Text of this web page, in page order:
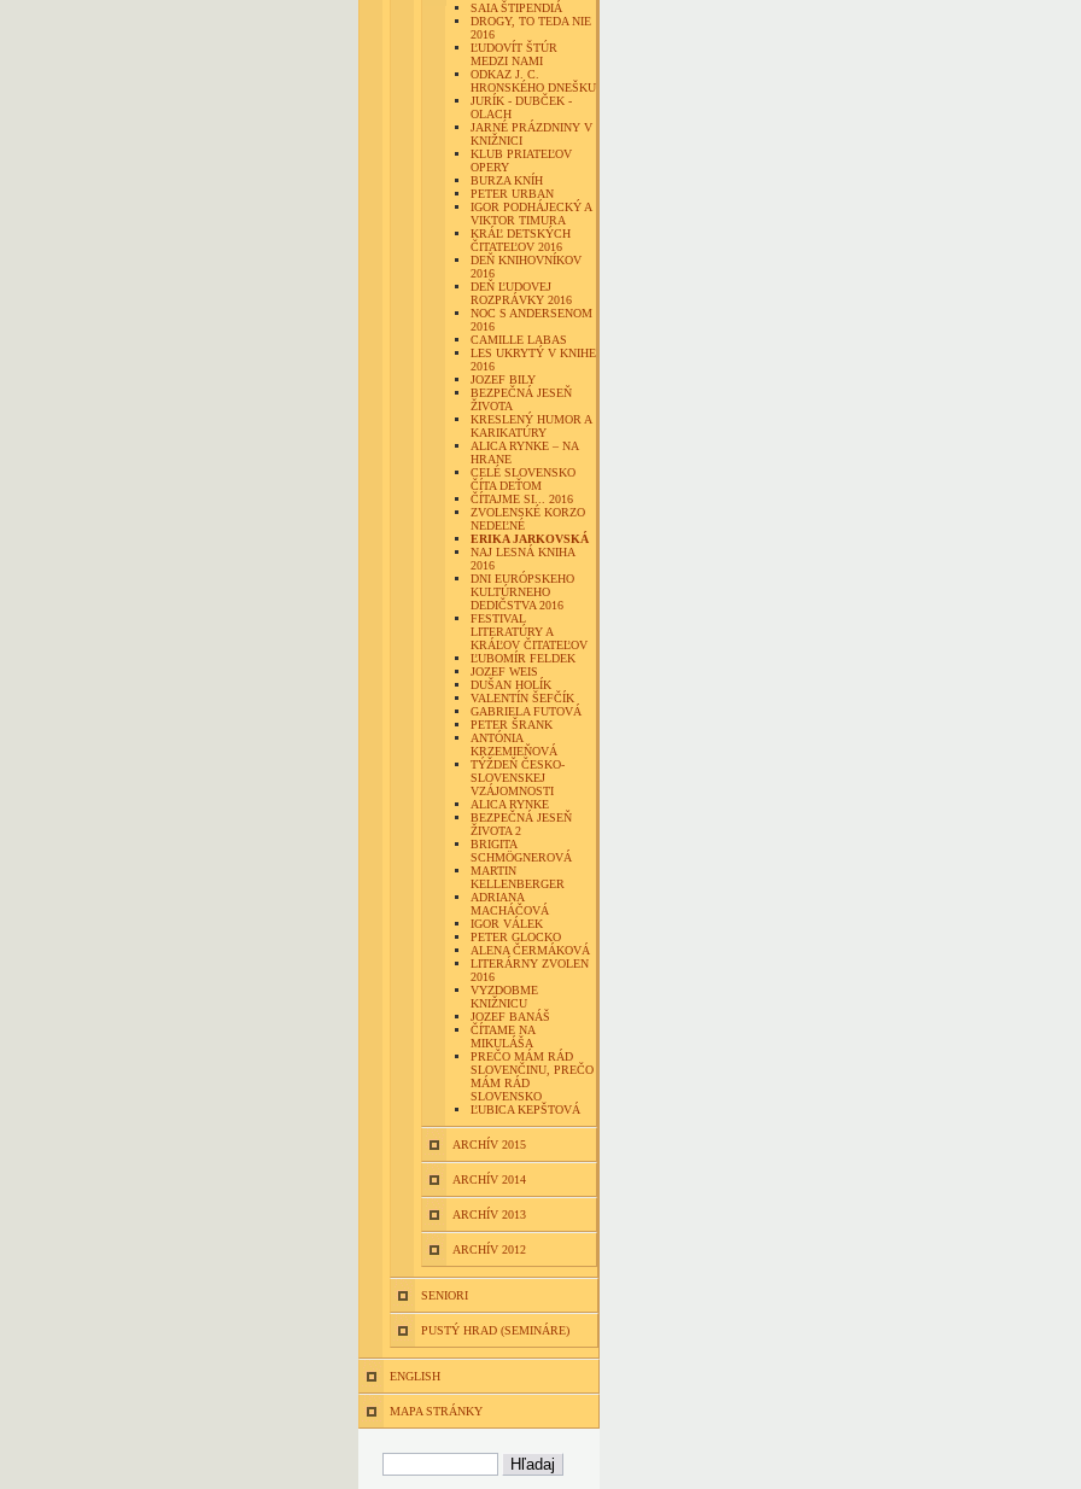
SAIA ŠTIPENDIÁ
DROGY, TO TEDA NIE
2016
ĽUDOVÍT ŠTÚR
MEDZI NAMI
ODKAZ J. C.
HRONSKÉHO DNEŠKU
JURÍK - DUBČEK -
OLACH
JARNÉ PRÁZDNINY V
KNIŽNICI
KLUB PRIATEĽOV
OPERY
BURZA KNÍH
PETER URBAN
IGOR PODHÁJECKÝ A
VIKTOR TIMURA
KRÁĽ DETSKÝCH
ČITATEĽOV 2016
DEŇ KNIHOVNÍKOV
2016
DEŇ ĽUDOVEJ
ROZPRÁVKY 2016
NOC S ANDERSENOM
2016
CAMILLE LABAS
LES UKRYTÝ V KNIHE
2016
JOZEF BILY
BEZPEČNÁ JESEŇ
ŽIVOTA
KRESLENÝ HUMOR A
KARIKATÚRY
ALICA RYNKE – NA
HRANE
CELÉ SLOVENSKO
ČÍTA DEŤOM
ČÍTAJME SI... 2016
ZVOLENSKÉ KORZO
NEDEĽNÉ
ERIKA JARKOVSKÁ
NAJ LESNÁ KNIHA
2016
DNI EURÓPSKEHO
KULTÚRNEHO
DEDIČSTVA 2016
FESTIVAL
LITERATÚRY A
KRÁĽOV ČITATEĽOV
ĽUBOMÍR FELDEK
JOZEF WEIS
DUŠAN HOLÍK
VALENTÍN ŠEFČÍK
GABRIELA FUTOVÁ
PETER ŠRANK
ANTÓNIA
KRZEMIEŇOVÁ
TÝŽDEŇ ČESKO-
SLOVENSKEJ
VZÁJOMNOSTI
ALICA RYNKE
BEZPEČNÁ JESEŇ
ŽIVOTA 2
BRIGITA
SCHMÖGNEROVÁ
MARTIN
KELLENBERGER
ADRIANA
MACHÁČOVÁ
IGOR VÁLEK
PETER GLOCKO
ALENA ČERMÁKOVÁ
LITERÁRNY ZVOLEN
2016
VYZDOBME
KNIŽNICU
JOZEF BANÁŠ
ČÍTAME NA
MIKULÁŠA
PREČO MÁM RÁD
SLOVENČINU, PREČO
MÁM RÁD
SLOVENSKO
ĽUBICA KEPŠTOVÁ
ARCHÍV 2015
ARCHÍV 2014
ARCHÍV 2013
ARCHÍV 2012
SENIORI
PUSTÝ HRAD (SEMINÁRE)
ENGLISH
MAPA STRÁNKY